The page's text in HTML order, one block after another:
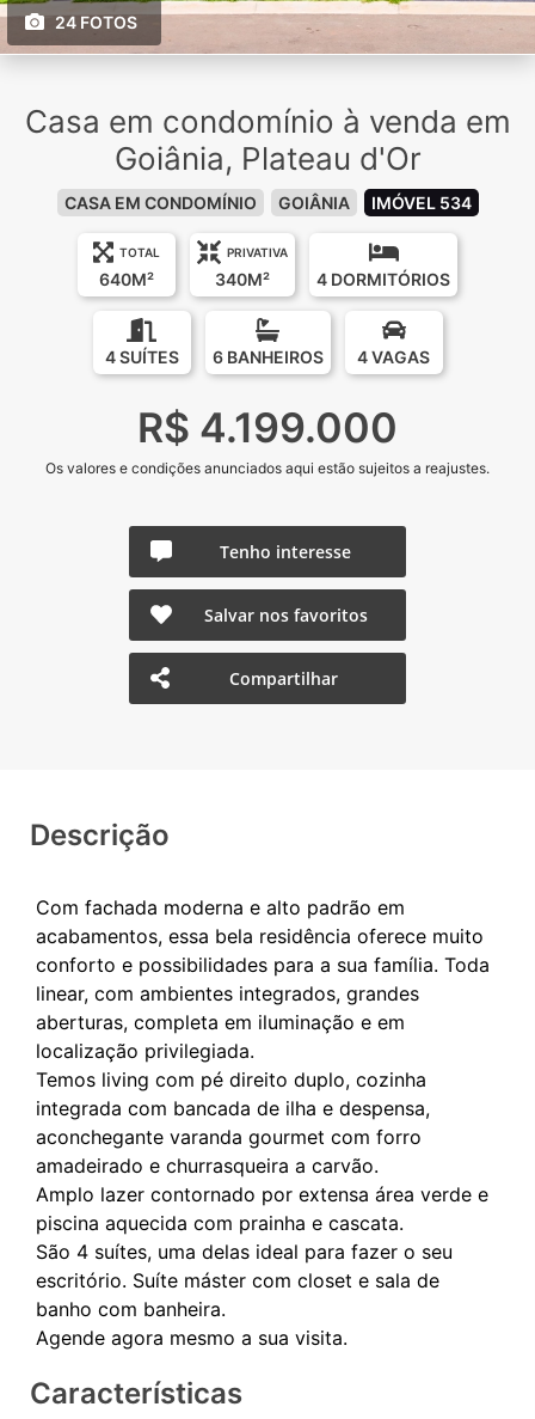
24 FOTOS
Casa em condomínio à venda em
Goiânia, Plateau d'Or
CASA EM CONDOMÍNIO GOIÂNIA IMÓVEL 534
TOTAL
640M²
PRIVATIVA
340M² 4 DORMITÓRIOS
4 SUÍTES 6 BANHEIROS 4 VAGAS
R$ 4.199.000
Os valores e condições anunciados aqui estão sujeitos a reajustes.
Tenho interesse
Salvar nos favoritos
Compartilhar
Descrição
Com fachada moderna e alto padrão em
acabamentos, essa bela residência oferece muito
conforto e possibilidades para a sua família. Toda
linear, com ambientes integrados, grandes
aberturas, completa em iluminação e em
localização privilegiada.
Temos living com pé direito duplo, cozinha
integrada com bancada de ilha e despensa,
aconchegante varanda gourmet com forro
amadeirado e churrasqueira a carvão.
Amplo lazer contornado por extensa área verde e
piscina aquecida com prainha e cascata.
São 4 suítes, uma delas ideal para fazer o seu
escritório. Suíte máster com closet e sala de
banho com banheira.
Características